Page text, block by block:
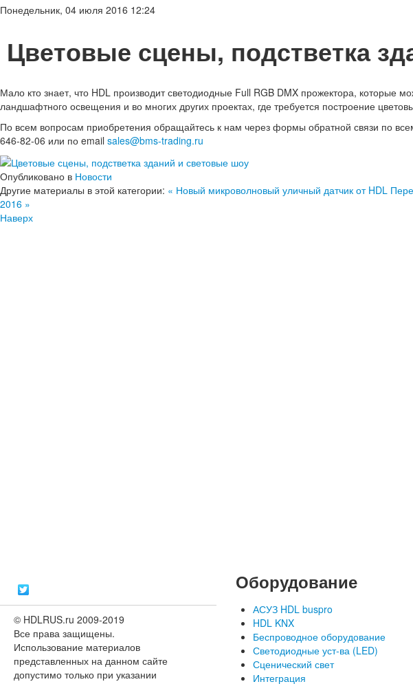
Понедельник, 04 июля 2016 12:24
Цветовые сцены, подстветка
Мало кто знает, что HDL производит светодиодные Full RGB DMX прожектора, которые
ландшафтного освещения и во многих других проектах, где требуется построение
По всем вопросам приобретения обращайтесь к нам через формы обратной связи по
646-82-06 или по email sales@bms-trading.ru
Опубликовано в Новости
Другие материалы в этой категории: « Новый микроволновый уличный датчик от HDL
2016 »
Наверх
© HDLRUS.ru 2009-2019
Все права защищены.
Использование материалов
представленных на данном сайте
допустимо только при указании
Оборудование
АСУЗ HDL buspro
HDL KNX
Беспроводное оборудование
Светодиодные уст-ва (LED)
Сценический свет
Интеграция